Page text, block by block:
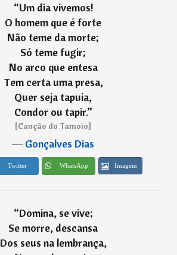
“Um dia vivemos!
O homem que é forte
Não teme da morte;
Só teme fugir;
No arco que entesa
Tem certa uma presa,
Quer seja tapuia,
Condor ou tapir.”
[Canção do Tamoio]
―Gonçalves Dias
Twitter WhatsApp Imagem
“Domina, se vive;
Se morre, descansa
Dos seus na lembrança,